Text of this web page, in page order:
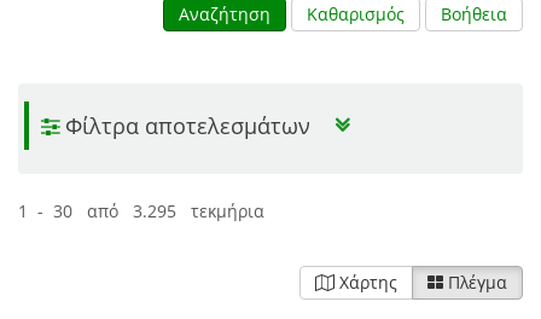
Αναζήτηση
Καθαρισμός Βοήθεια
Φίλτρα αποτελεσμάτων
1 - 30 από 3.295 τεκμήρια
Χάρτης Πλέγμα